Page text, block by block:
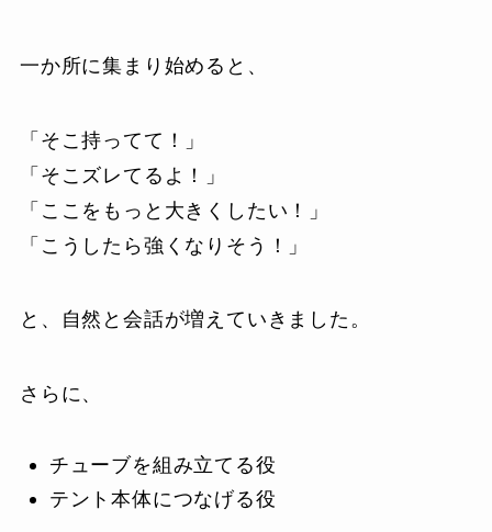
一か所に集まり始めると、
「そこ持ってて！」
「そこズレてるよ！」
「ここをもっと大きくしたい！」
「こうしたら強くなりそう！」
と、自然と会話が増えていきました。
さらに、
チューブを組み立てる役
テント本体につなげる役